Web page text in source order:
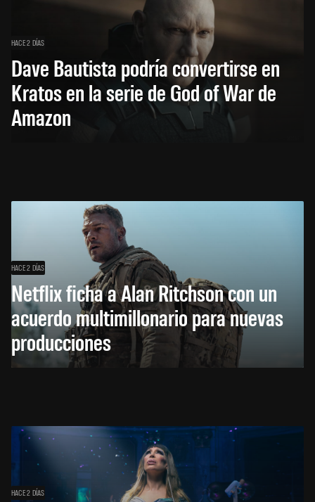
HACE 2 DÍAS
Dave Bautista podría convertirse en
Kratos en la serie de God of War de
Amazon
HACE 2 DÍAS
Netflix ficha a Alan Ritchson con un
acuerdo multimillonario para nuevas
producciones
HACE 2 DÍAS